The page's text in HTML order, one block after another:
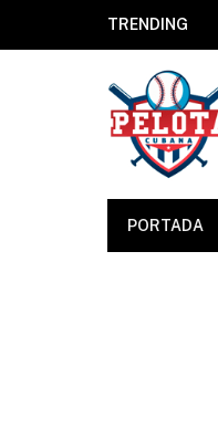
TRENDING
PORTADA